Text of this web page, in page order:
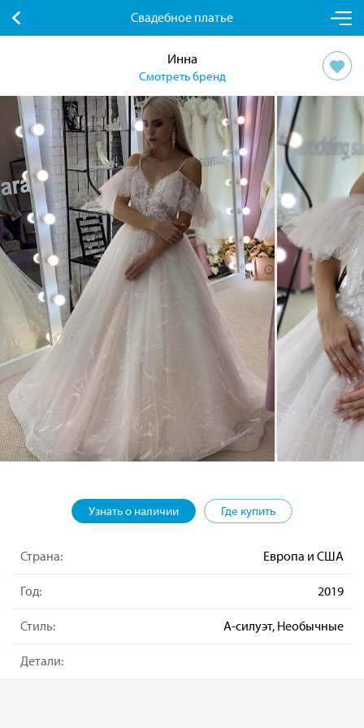
Свадебное платье
Инна
Смотреть бренд
Узнать о наличии Где купить
Страна: Европа и США
Год: 2019
Стиль: А-силуэт, Необычные
Детали: